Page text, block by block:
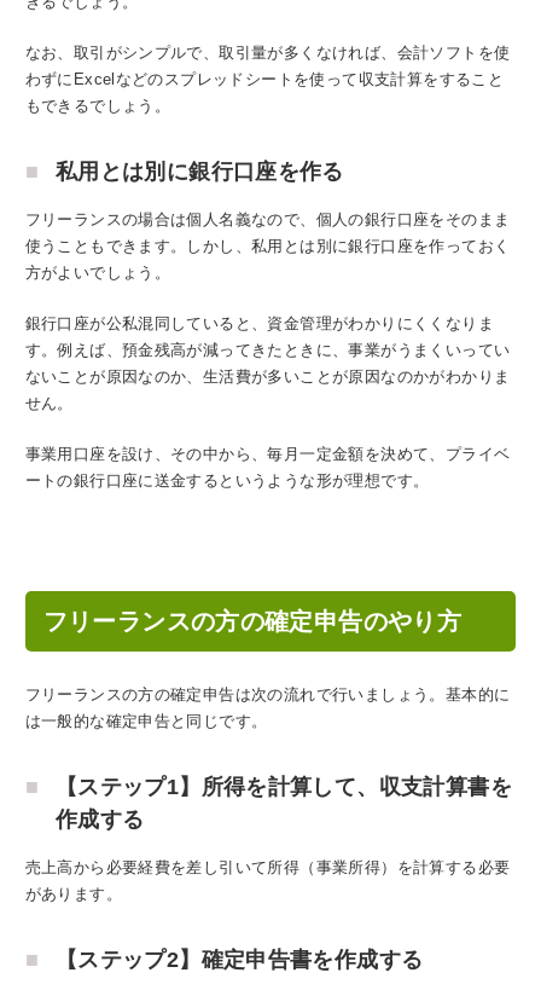
なお、取引がシンプルで、取引量が多くなければ、会計ソフトを使
わずにExcelなどのスプレッドシートを使って収支計算をすること
もできるでしょう。
私用とは別に銀行口座を作る
フリーランスの場合は個人名義なので、個人の銀行口座をそのまま
使うこともできます。しかし、私用とは別に銀行口座を作っておく
方がよいでしょう。
銀行口座が公私混同していると、資金管理がわかりにくくなりま
す。例えば、預金残高が減ってきたときに、事業がうまくいってい
ないことが原因なのか、生活費が多いことが原因なのかがわかりま
せん。
事業用口座を設け、その中から、毎月一定金額を決めて、プライベ
ートの銀行口座に送金するというような形が理想です。
フリーランスの方の確定申告のやり方
フリーランスの方の確定申告は次の流れで行いましょう。基本的に
は一般的な確定申告と同じです。
【ステップ1】所得を計算して、収支計算書を
作成する
売上高から必要経費を差し引いて所得（事業所得）を計算する必要
があります。
【ステップ2】確定申告書を作成する